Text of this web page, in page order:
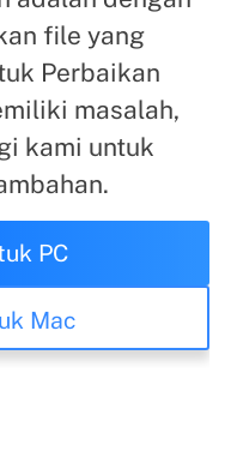
file yang
Perbaikan
masalah,
kami untuk
PC
Mac